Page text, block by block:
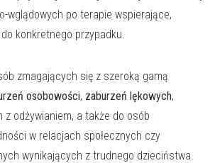
wglądowych po terapie wspierające,
konkretnego przypadku.
zmagających się z szeroką gamą
osobowości, zaburzeń lękowych,
z odżywianiem, a także do osób
w relacjach społecznych czy
wynikających z trudnego dzieciństwa.